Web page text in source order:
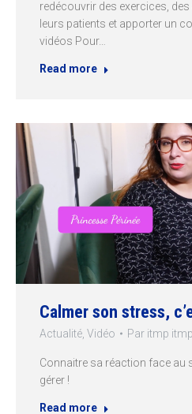
redécouvrir des exercices,
leurs patients et apporter un
vidéos Pour…
Read more
Calmer son stress,
Actualité Vidéo Par itmp itmp
Connaitre sa réaction face au
gérer !
Read more